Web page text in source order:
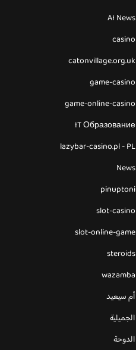
AI News
casino
catonvillage.org.uk
game-casino
game-online-casino
IT Образование
lazybar-casino.pl - PL
News
pinuptoni
slot-casino
slot-online-game
steroids
wazamba
أم سيعيد
الجميلية
الدوحة